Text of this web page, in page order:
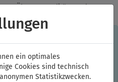
✓Über 20 Qualitätsmarken ✓
ab 150,00 Euro Bruttowarenwert
beispielsweise die Session-
auf Ihrem Rechner
Funktionsumfang des
Sind Sie damit nicht
ein optimales
Cookies sind technisch
Statistikzwecken.